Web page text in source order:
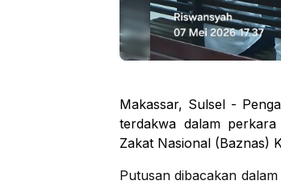
Makassar, Sulsel -
terdakwa dalam
Zakat Nasional (Baznas)
Putusan dibacakan